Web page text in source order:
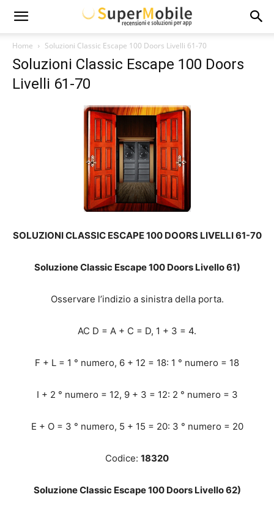
Super
Mobile
Home Soluzioni Classic Escape 100 Doors Livelli 61-70
Soluzioni Classic Escape 100 Doors
Livelli 61-70
SOLUZIONI CLASSIC ESCAPE 100 DOORS LIVELLI 61-70
Soluzione Classic Escape 100 Doors Livello 61)
Osservare l’indizio a sinistra della porta.
AC D = A + C = D, 1 + 3 = 4.
F + L = 1 ° numero, 6 + 12 = 18: 1 ° numero = 18
I + 2 ° numero = 12, 9 + 3 = 12: 2 ° numero = 3
E + O = 3 ° numero, 5 + 15 = 20: 3 ° numero = 20
Codice: 18320
Soluzione Classic Escape 100 Doors Livello 62)